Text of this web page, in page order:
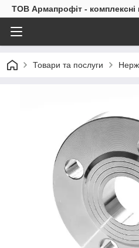
ТОВ Армапрофіт -
Товари та послуги